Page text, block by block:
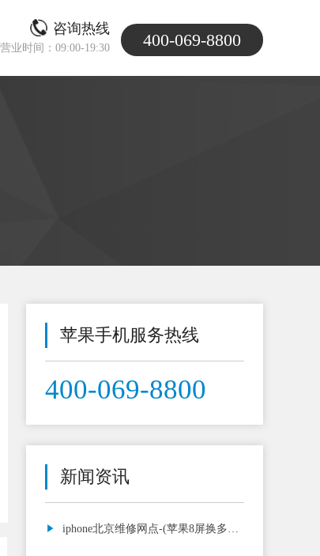
咨询热线
营业时间：09:00-19:30 400-069-8800
苹果手机服务热线
400-069-8800
新闻资讯
iphone北京维修网点-(苹果8屏换多少